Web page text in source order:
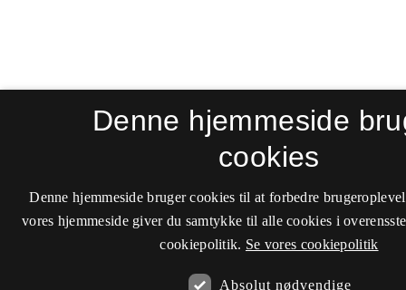
Denne hjemmeside
cookies
Denne hjemmeside bruger cookies til at forbedre
vores hjemmeside giver du samtykke til alle cookies i
cookiepolitik. Se vores cookiepolitik
Absolut nødvendige